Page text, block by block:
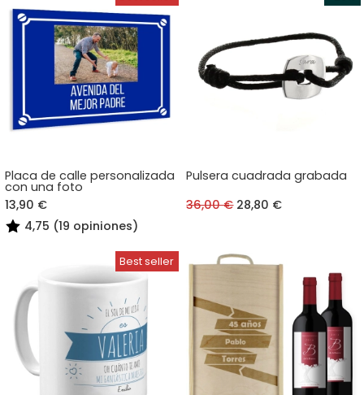
Placa de calle personalizada
con una foto
13,90 €
4,75 (19 opiniones)
Pulsera cuadrada grabada
36,00 €28,80 €